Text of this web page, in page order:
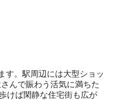
す。駅周辺には大型ショッ
んで賑わう活気に満ちた
けば閑静な住宅街も広が